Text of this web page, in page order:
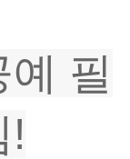
필
!